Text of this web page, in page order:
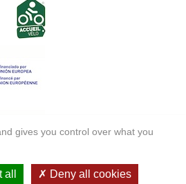
DÉVELOPPEMENT RÉGIONAL (FEDER)
legal
gives you control over what you
Deny all cookies